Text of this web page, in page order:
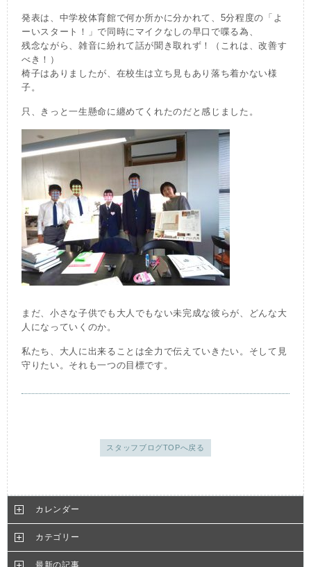
発表は、中学校体育館で何か所かに分かれて、5分程度の「よ
ーいスタート！」で同時にマイクなしの早口で喋る為、
残念ながら、雑音に紛れて話が聞き取れず！（これは、改善す
べき！）
椅子はありましたが、在校生は立ち見もあり落ち着かない様
子。
只、きっと一生懸命に纏めてくれたのだと感じました。
まだ、小さな子供でも大人でもない未完成な彼らが、どんな大
人になっていくのか。
私たち、大人に出来ることは全力で伝えていきたい。そして見
守りたい。それも一つの目標です。
スタッフブログTOPへ戻る
カレンダー
カテゴリー
最新の記事